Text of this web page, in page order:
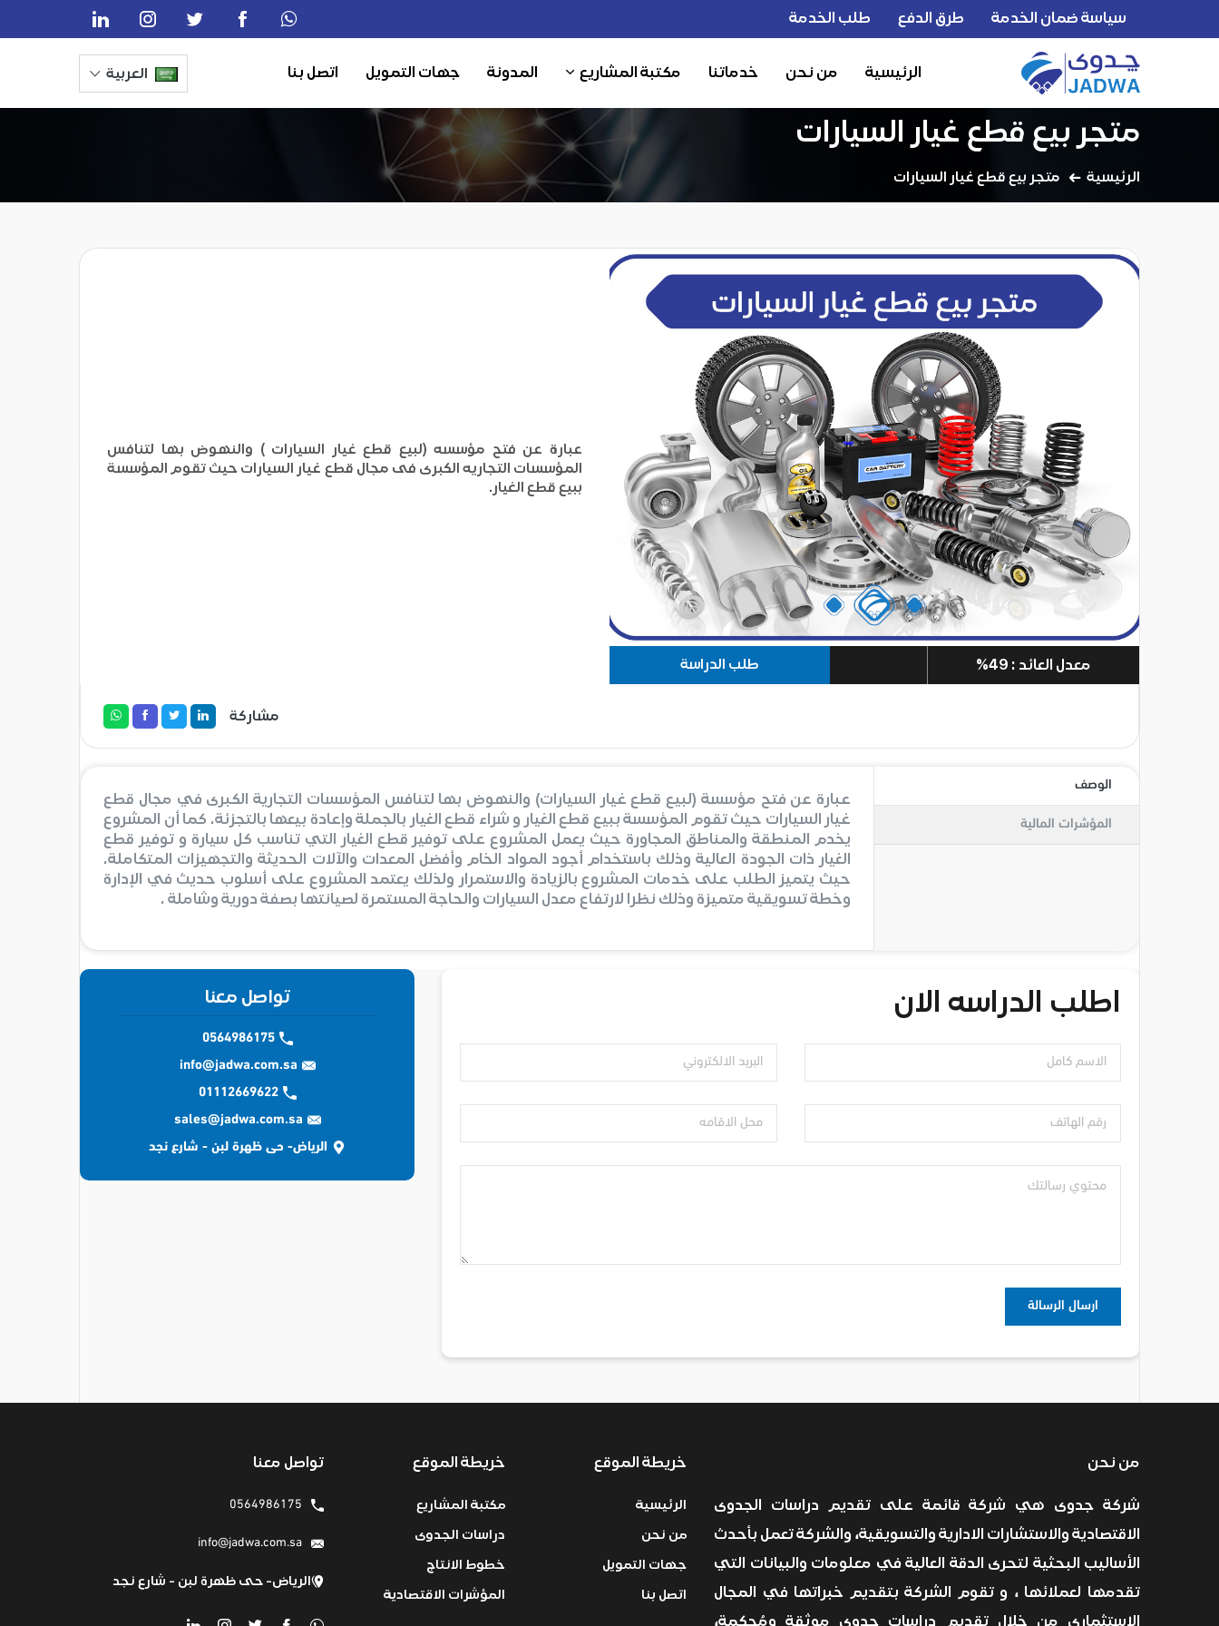
سياسة ضمان الخدمة طرق الدفع طلب الخدمة
الرئيسية من نحن خدماتنا مكتبة المشاريع المدونة جهات التمويل اتصل بنا العربية
متجر بيع قطع غيار السيارات
الرئيسية متجر بيع قطع غيار السيارات
معدل العائد : 49% طلب الدراسة
عبارة عن فتح مؤسسه (لبيع قطع غيار السيارات ) والنهوض بها لتنافس
المؤسسات التجاريه الكبرى فى مجال قطع غيار السيارات حيث تقوم المؤسسة
ببيع قطع الغيار.
مشاركة
الوصف
المؤشرات المالية
عبارة عن فتح مؤسسة (لبيع قطع غيار السيارات) والنهوض بها لتنافس المؤسسات التجارية الكبرى في مجال قطع
غيار السيارات حيث تقوم المؤسسة ببيع قطع الغيار و شراء قطع الغيار بالجملة وإعادة بيعها بالتجزئة. كما أن المشروع
يخدم المنطقة والمناطق المجاورة حيث يعمل المشروع على توفير قطع الغيار التي تناسب كل سيارة و توفير قطع
الغيار ذات الجودة العالية وذلك باستخدام أجود المواد الخام وأفضل المعدات والآلات الحديثة والتجهيزات المتكاملة.
حيث يتميز الطلب على خدمات المشروع بالزيادة والاستمرار ولذلك يعتمد المشروع على أسلوب حديث في الإدارة
وخطة تسويقية متميزة وذلك نظرا لارتفاع معدل السيارات والحاجة المستمرة لصيانتها بصفة دورية وشاملة .
اطلب الدراسه الان تواصل معنا
0564986175
info@jadwa.com.sa
01112669622
sales@jadwa.com.sa
الرياض- حى ظهرة لبن - شارع نجد
من نحن
شركة جدوى هي شركة قائمة على تقديم دراسات الجدوى
الاقتصادية والاستشارات الادارية والتسويقية، والشركة تعمل بأحدث
الأساليب البحثية لتحرى الدقة العالية في معلومات والبيانات التي
تقدمها لعملائها ، و تقوم الشركة بتقديم خبراتها في المجال
الاستثماري من خلال تقديم دراسات جدوى موثقة ومُحكمة،
خريطة الموقع
الرئيسية
من نحن
جهات التمويل
اتصل بنا
خريطة الموقع
مكتبة المشاريع
دراسات الجدوى
خطوط الانتاج
المؤشرات الاقتصادية
تواصل معنا
0564986175
info@jadwa.com.sa
الرياض- حى ظهرة لبن - شارع نجد